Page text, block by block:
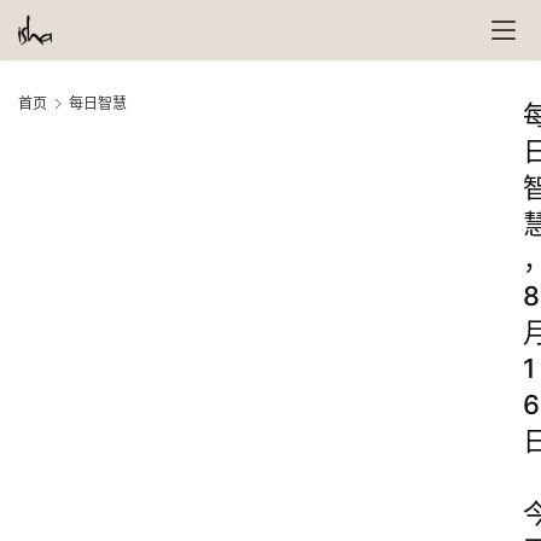
首页 每日智慧
8
1
6